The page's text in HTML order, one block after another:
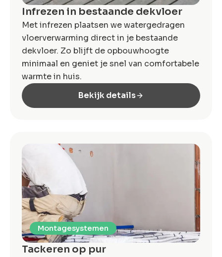
Infrezen in bestaande dekvloer
Met infrezen plaatsen we watergedragen
vloerverwarming direct in je bestaande
dekvloer. Zo blijft de opbouwhoogte
minimaal en geniet je snel van comfortabele
warmte in huis.
Bekijk details
Montagesystemen
Tackeren op pur